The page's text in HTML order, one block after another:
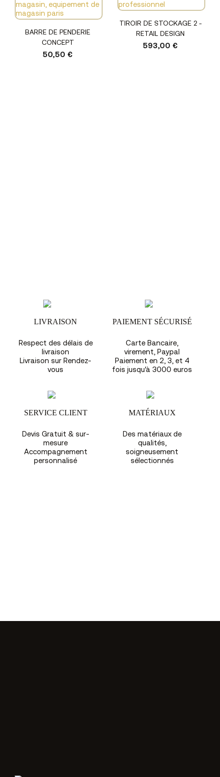
BARRE DE PENDERIE
CONCEPT
50,50 €
TIROIR DE STOCKAGE 2 -
RETAIL DESIGN
593,00 €
LIVRAISON
Respect des délais de
livraison
Livraison sur Rendez-
vous
PAIEMENT SÉCURISÉ
Carte Bancaire,
virement, Paypal
Paiement en 2, 3, et 4
fois jusqu'à 3000 euros
SERVICE CLIENT
Devis Gratuit & sur-
mesure
Accompagnement
personnalisé
MATÉRIAUX
Des matériaux de
qualités,
soigneusement
sélectionnés